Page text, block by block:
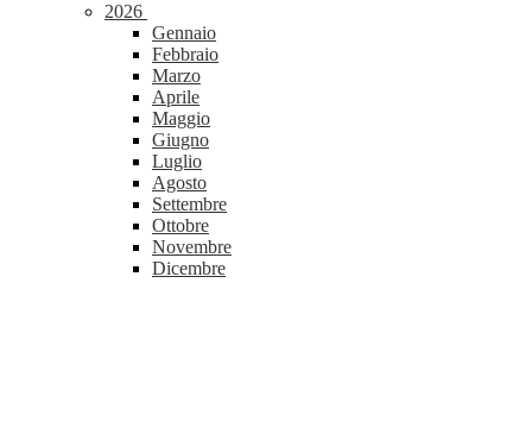
2026
Gennaio
Febbraio
Marzo
Aprile
Maggio
Giugno
Luglio
Agosto
Settembre
Ottobre
Novembre
Dicembre